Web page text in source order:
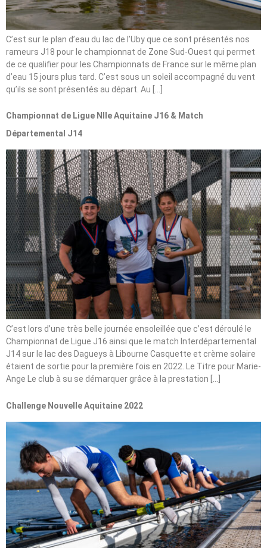
C’est sur le plan d’eau du lac de l’Uby que ce sont présentés nos
rameurs J18 pour le championnat de Zone Sud-Ouest qui permet
de ce qualifier pour les Championnats de France sur le même plan
d’eau 15 jours plus tard. C’est sous un soleil accompagné du vent
qu’ils se sont présentés au départ. Au […]
Championnat de Ligue Nlle Aquitaine J16 & Match
Départemental J14
C’est lors d’une très belle journée ensoleillée que c’est déroulé le
Championnat de Ligue J16 ainsi que le match Interdépartemental
J14 sur le lac des Dagueys à Libourne Casquette et crème solaire
étaient de sortie pour la première fois en 2022. Le Titre pour Marie-
Ange Le club à su se démarquer grâce à la prestation […]
Challenge Nouvelle Aquitaine 2022